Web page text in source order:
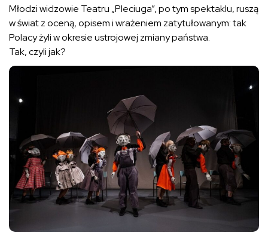
Młodzi widzowie Teatru „Pleciuga”, po tym spektaklu, ruszą
w świat z oceną, opisem i wrażeniem zatytułowanym: tak
Polacy żyli w okresie ustrojowej zmiany państwa.
Tak, czyli jak?